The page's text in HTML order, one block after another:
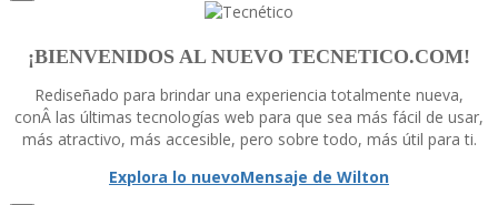
¡BIENVENIDOS AL NUEVO TECNETICO.COM!
Rediseñado para brindar una experiencia totalmente nueva,
conÂ las últimas tecnologí­as web para que sea más fácil de usar,
más atractivo, más accesible, pero sobre todo, más útil para ti.
Explora lo nuevoMensaje de Wilton